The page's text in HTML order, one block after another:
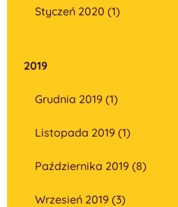
Styczeń 2020 (1)
2019
Grudnia 2019 (1)
Listopada 2019 (1)
Października 2019 (8)
Wrzesień 2019 (3)